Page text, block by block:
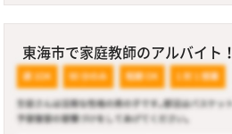
東海市で家庭教師のアルバイト